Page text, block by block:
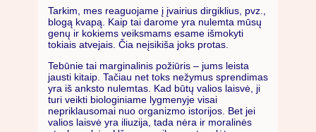
Tarkim, mes reaguojame į įvairius dirgiklius, pvz.,
blogą kvapą. Kaip tai darome yra nulemta mūsų
genų ir kokiems veiksmams esame išmokyti
tokiais atvejais. Čia neįsikiša joks protas.
Tebūnie tai marginalinis požiūris – jums leista
jausti kitaip. Tačiau net toks nežymus sprendimas
yra iš anksto nulemtas. Kad būtų valios laisvė, ji
turi veikti biologiniame lygmenyje visai
nepriklausomai nuo organizmo istorijos. Bet jei
valios laisvė yra iliuzija, tada nėra ir moralinės